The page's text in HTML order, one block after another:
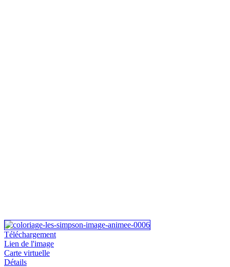
Téléchargement
Lien de l'image
Carte virtuelle
Détails